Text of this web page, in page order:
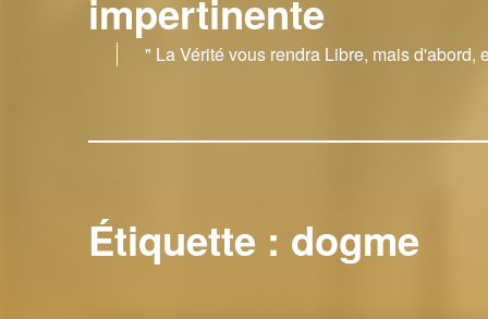
impertinente
" La Vérité vous rendra Libre, mais d'abord,
Étiquette : dogme